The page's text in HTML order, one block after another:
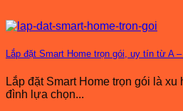
Lắp đặt Smart Home trọn gói, uy tín từ A
Lắp đặt Smart Home trọn gói là
đình lựa chọn...